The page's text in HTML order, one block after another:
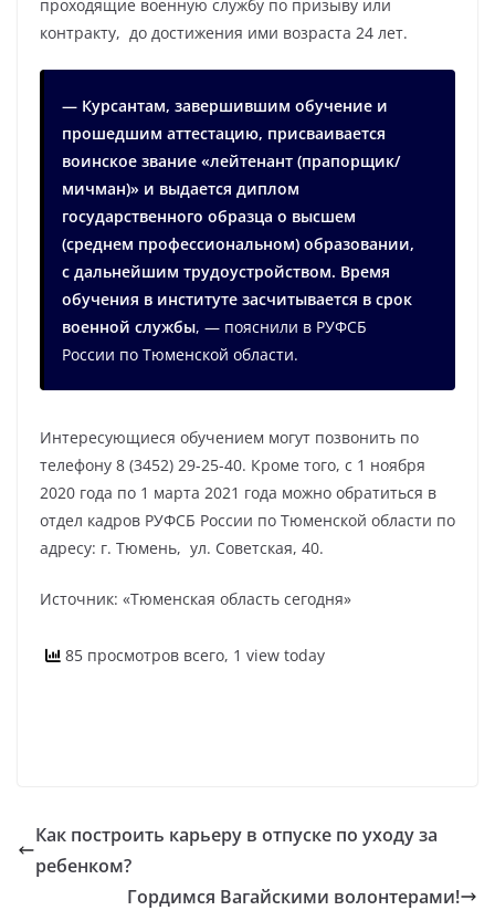
проходящие военную службу по призыву или
контракту, до достижения ими возраста 24 лет.
— Курсантам, завершившим обучение и
прошедшим аттестацию, присваивается
воинское звание «лейтенант (прапорщик/
мичман)» и выдается диплом
государственного образца о высшем
(среднем профессиональном) образовании,
с дальнейшим трудоустройством. Время
обучения в институте засчитывается в срок
военной службы, — пояснили в РУФСБ
России по Тюменской области.
Интересующиеся обучением могут позвонить по
телефону 8 (3452) 29-25-40. Кроме того, с 1 ноября
2020 года по 1 марта 2021 года можно обратиться в
отдел кадров РУФСБ России по Тюменской области по
адресу: г. Тюмень, ул. Советская, 40.
Источник: «Тюменская область сегодня»
85 просмотров всего, 1 view today
Как построить карьеру в отпуске по уходу за
ребенком?
Гордимся Вагайскими волонтерами!